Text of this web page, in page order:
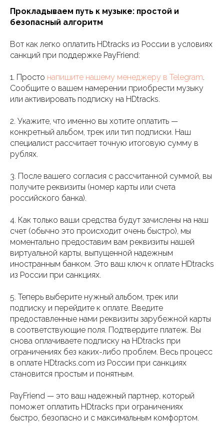
Прокладываем путь к музыке: простой и
безопасный алгоритм
Вот как легко оплатить HDtracks из России в условиях
санкций при поддержке PayFriend:
1. Просто напишите нашему менеджеру в Telegram.
Сообщите о вашем намерении приобрести музыку
или активировать подписку на HDtracks.
2. Укажите, что именно вы хотите оплатить —
конкретный альбом, трек или тип подписки. Наш
специалист рассчитает точную итоговую сумму в
рублях.
3. После вашего согласия с рассчитанной суммой, вы
получите реквизиты (номер карты или счета
российского банка).
4. Как только ваши средства будут зачислены на наш
счет (обычно это происходит очень быстро), мы
моментально предоставим вам реквизиты нашей
виртуальной карты, выпущенной надежным
иностранным банком. Это ваш ключ к оплате HDtracks
из России при санкциях.
5. Теперь выберите нужный альбом, трек или
подписку и перейдите к оплате. Введите
предоставленные нами реквизиты зарубежной карты
в соответствующие поля. Подтвердите платеж. Вы
снова оплачиваете подписку на HDtracks при
ограничениях без каких-либо проблем. Весь процесс
в оплате HDtracks.com из России при санкциях
становится простым и понятным.
PayFriend — это ваш надежный партнер, который
поможет оплатить HDtracks при ограничениях
быстро, безопасно и с максимальным комфортом.